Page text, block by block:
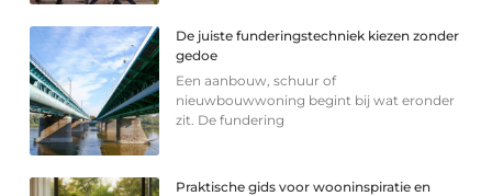
De juiste funderingstechniek kiezen zonder
gedoe
Een aanbouw, schuur of
nieuwbouwwoning begint bij wat eronder
zit. De fundering
Praktische gids voor wooninspiratie en